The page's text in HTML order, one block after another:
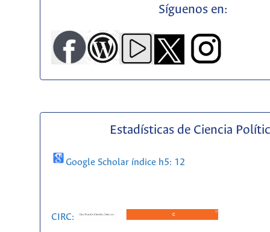
Síguenos en:
Estadísticas de Ciencia
Google Scholar índice h5: 12
CIRC: